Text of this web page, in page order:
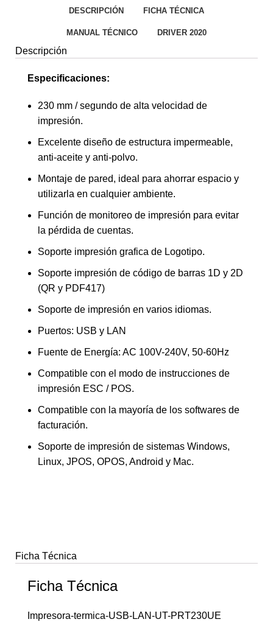
DESCRIPCIÓN FICHA TÉCNICA
MANUAL TÉCNICO DRIVER 2020
Descripción
Especificaciones:
230 mm / segundo de alta velocidad de
impresión.
Excelente diseño de estructura impermeable,
anti-aceite y anti-polvo.
Montaje de pared, ideal para ahorrar espacio y
utilizarla en cualquier ambiente.
Función de monitoreo de impresión para evitar
la pérdida de cuentas.
Soporte impresión grafica de Logotipo.
Soporte impresión de código de barras 1D y 2D
(QR y PDF417)
Soporte de impresión en varios idiomas.
Puertos: USB y LAN
Fuente de Energía: AC 100V-240V, 50-60Hz
Compatible con el modo de instrucciones de
impresión ESC / POS.
Compatible con la mayoría de los softwares de
facturación.
Soporte de impresión de sistemas Windows,
Linux, JPOS, OPOS, Android y Mac.
Ficha Técnica
Ficha Técnica
Impresora-termica-USB-LAN-UT-PRT230UE